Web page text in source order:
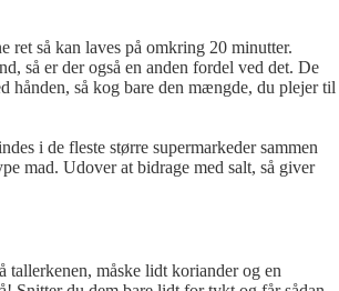
ret så kan laves på omkring 20 minutter.
så er der også en anden fordel ved det. De
så kog bare den mængde, du plejer til
i de fleste større supermarkeder sammen
mad. Udover at bidrage med salt, så giver
tallerkenen, måske lidt koriander og en